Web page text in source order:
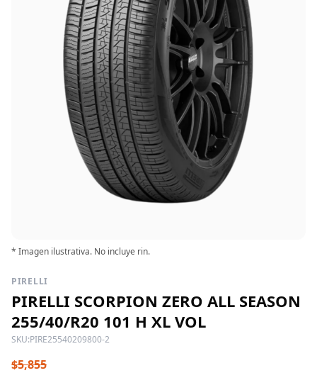
* Imagen ilustrativa. No incluye rin.
PIRELLI
PIRELLI SCORPION ZERO ALL SEASON
255/40/R20 101 H XL VOL
SKU:PIRE25540209800-2
$5,855